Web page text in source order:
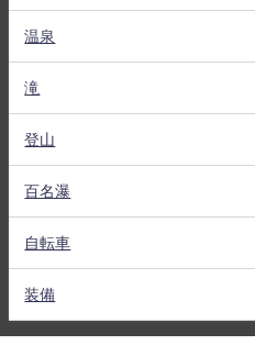
温泉
滝
登山
百名瀑
自転車
装備